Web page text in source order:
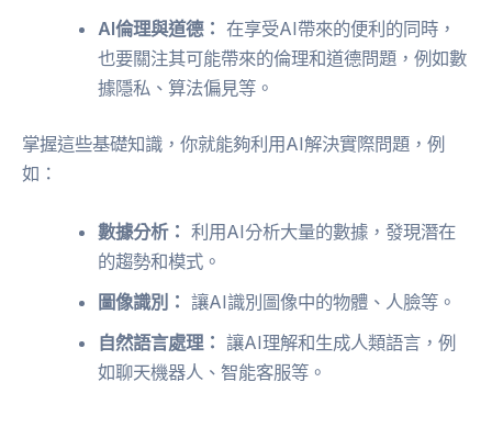
AI倫理與道德： 在享受AI帶來的便利的同時，
也要關注其可能帶來的倫理和道德問題，例如數
據隱私、算法偏見等。
掌握這些基礎知識，你就能夠利用AI解決實際問題，例
如：
數據分析： 利用AI分析大量的數據，發現潛在
的趨勢和模式。
圖像識別： 讓AI識別圖像中的物體、人臉等。
自然語言處理： 讓AI理解和生成人類語言，例
如聊天機器人、智能客服等。